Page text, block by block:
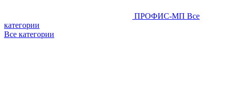
ПРОФИС-МП Все
категории
Все категории